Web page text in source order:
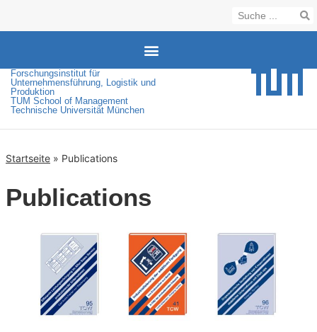
Forschungsinstitut für
Unternehmensführung, Logistik und
Produktion
TUM School of Management
Technische Universität München
Startseite » Publications
Publications